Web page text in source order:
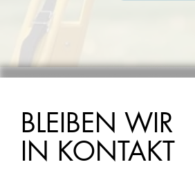
BLEIBEN WIR
IN KONTAKT